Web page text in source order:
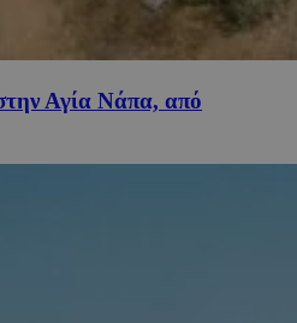
Αγία Νάπα, από